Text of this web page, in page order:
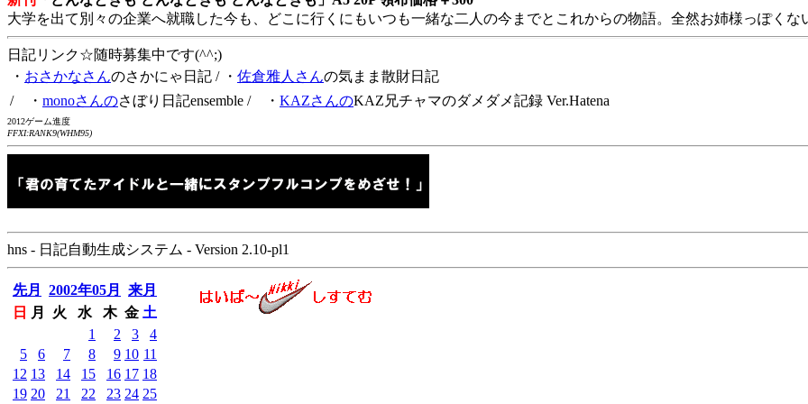
大学を出て別々の企業へ就職した今も、どこに行くにもいつも一緒な二人の今までとこれからの物語。全然お姉様っぽくな
日記リンク☆随時募集中です(^^;)
・ おさかなさんのさかにゃ日記 / ・ 佐倉雅人さんの気まま散財日記
/ ・ monoさんのさぼり日記ensemble / ・ KAZさんのKAZ兄チャマのダメダメ記録 Ver.Hatena
2012ゲーム進度
FFXI:RANK9(WHM95)
hns - 日記自動生成システム - Version 2.10-pl1
先月 2002年05月
来月
日
月 火 水 木 金 土
1
2 3
4
5
6 7 8 9 10 11
12 13 14 15 16 17 18
19 20 21 22 23 24 25